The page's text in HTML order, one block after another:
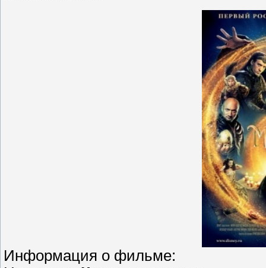
Информация о фильме: